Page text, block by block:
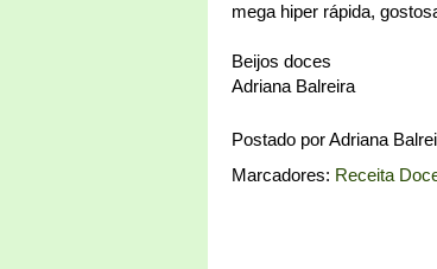
mega hiper rápida,
Beijos doces
Adriana Balreira
Postado porAdriana
Marcadores: Receita